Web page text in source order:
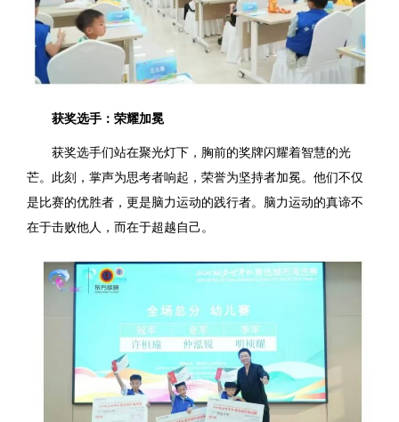
获奖选手：荣耀加冕
获奖选手们站在聚光灯下，胸前的奖牌闪耀着智慧的光
芒。此刻，掌声为思考者响起，荣誉为坚持者加冕。他们不仅
是比赛的优胜者，更是脑力运动的践行者。脑力运动的真谛不
在于击败他人，而在于超越自己。